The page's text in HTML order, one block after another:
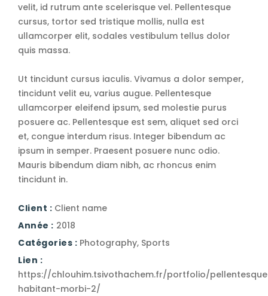
velit, id rutrum ante scelerisque vel. Pellentesque
cursus, tortor sed tristique mollis, nulla est
ullamcorper elit, sodales vestibulum tellus dolor
quis massa.
Ut tincidunt cursus iaculis. Vivamus a dolor semper,
tincidunt velit eu, varius augue. Pellentesque
ullamcorper eleifend ipsum, sed molestie purus
posuere ac. Pellentesque est sem, aliquet sed orci
et, congue interdum risus. Integer bibendum ac
ipsum in semper. Praesent posuere nunc odio.
Mauris bibendum diam nibh, ac rhoncus enim
tincidunt in.
Client : Client name
Année : 2018
Catégories : Photography, Sports
Lien :
https://chlouhim.tsivothachem.fr/portfolio/
habitant-morbi-2/